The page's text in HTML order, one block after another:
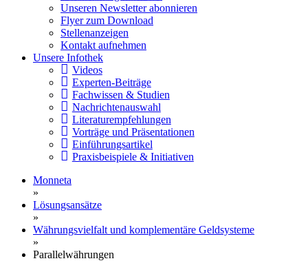
Unseren Newsletter abonnieren
Flyer zum Download
Stellenanzeigen
Kontakt aufnehmen
Unsere Infothek
Videos
Experten-Beiträge
Fachwissen & Studien
Nachrichtenauswahl
Literaturempfehlungen
Vorträge und Präsentationen
Einführungsartikel
Praxisbeispiele & Initiativen
Monneta
»
Lösungsansätze
»
Währungsvielfalt und komplementäre Geldsysteme
»
Parallelwährungen